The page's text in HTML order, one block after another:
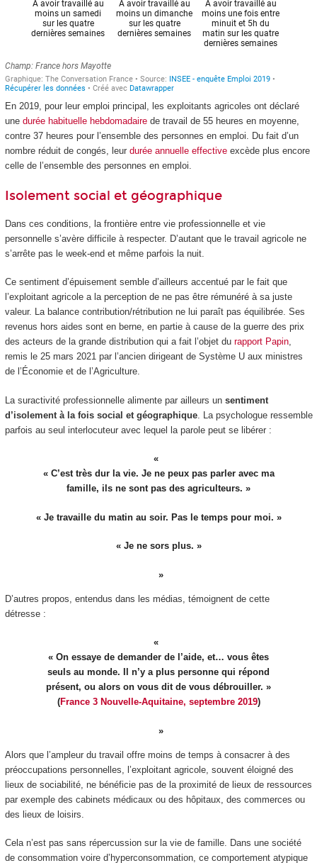
En 2019, pour leur emploi principal, les exploitants agricoles ont déclaré
une durée habituelle hebdomadairede travail de 55 heures en moyenne,
contre 37 heures pour l’ensemble des personnes en emploi. Du fait d’un
nombre réduit de congés, leur durée annuelle effectiveexcède plus encore
celle de l’ensemble des personnes en emploi.
Isolement social et géographique
Dans ces conditions, la frontière entre vie professionnelle et vie
personnelle s’avère difficile à respecter. D’autant que le travail agricole ne
s’arrête pas le week-end et même parfois la nuit.
Ce sentiment d’épuisement semble d’ailleurs accentué par le fait que
l’exploitant agricole a la perception de ne pas être rémunéré à sa juste
valeur. La balance contribution/rétribution ne lui paraît pas équilibrée. Ses
revenus hors aides sont en berne, en partie à cause de la guerre des prix
des acteurs de la grande distribution qui a fait l’objet du rapport Papin,
remis le 25 mars 2021 par l’ancien dirigeant de Système U aux ministres
de l’Économie et de l’Agriculture.
La suractivité professionnelle alimente par ailleurs un sentiment
d’isolement à la fois social et géographique. La psychologue ressemble
parfois au seul interlocuteur avec lequel la parole peut se libérer :
« C’est très dur la vie. Je ne peux pas parler avec ma
famille, ils ne sont pas des agriculteurs. »
« Je travaille du matin au soir. Pas le temps pour moi. »
« Je ne sors plus. »
D’autres propos, entendus dans les médias, témoignent de cette
détresse :
« On essaye de demander de l’aide, et… vous êtes
seuls au monde. Il n’y a plus personne qui répond
présent, ou alors on vous dit de vous débrouiller. »
(France 3 Nouvelle-Aquitaine, septembre 2019)
Alors que l’ampleur du travail offre moins de temps à consacrer à des
préoccupations personnelles, l’exploitant agricole, souvent éloigné des
lieux de sociabilité, ne bénéficie pas de la proximité de lieux de ressources
par exemple des cabinets médicaux ou des hôpitaux, des commerces ou
des lieux de loisirs.
Cela n’est pas sans répercussion sur la vie de famille. Dans une société
de consommation voire d’hyperconsommation, ce comportement atypique